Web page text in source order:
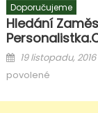
Doporučujeme
Hledání
Posted
on
19 listopadu, 2016
povolenéu
s